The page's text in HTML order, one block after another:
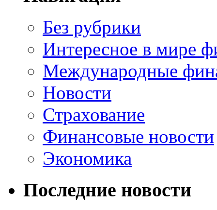
Без рубрики
Интересное в мире
Международные
Новости
Страхование
Финансовые новости
Экономика
Последние новости